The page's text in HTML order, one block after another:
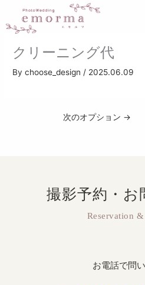
を
クリーニング代
Bychoose_design/ 2025.06.09
次のオプション →
撮影予約・お
Reservation
お電話で問